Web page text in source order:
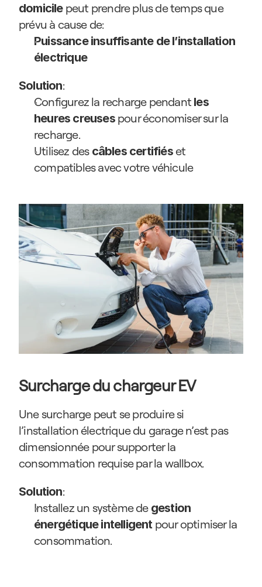
domicile peut prendre plus de temps que
prévu à cause de:
Puissance insuffisante de l’installation
électrique
Solution:
Configurez la recharge pendant les
heures creuses pour économiser sur la
recharge.
Utilisez des câbles certifiés et
compatibles avec votre véhicule
Surcharge du chargeur EV
Une surcharge peut se produire si
l’installation électrique du garage n’est pas
dimensionnée pour supporter la
consommation requise par la wallbox.
Solution:
Installez un système de gestion
énergétique intelligent pour optimiser la
consommation.